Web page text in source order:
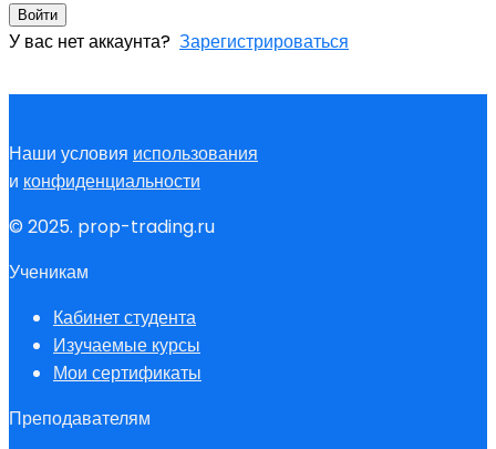
Войти
У вас нет аккаунта? Зарегистрироваться
Наши условия использования
и конфиденциальности
© 2025. prop-trading.ru
Ученикам
Кабинет студента
Изучаемые курсы
Мои сертификаты
Преподавателям